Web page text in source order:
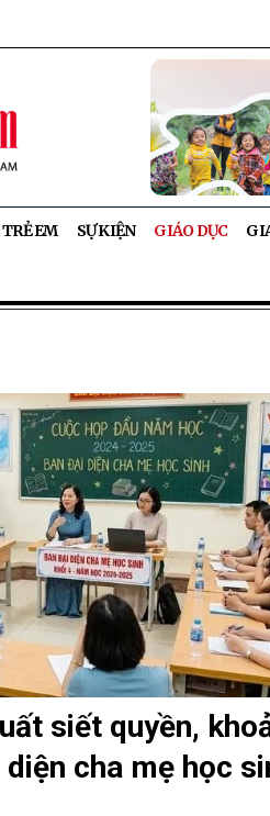
EM SỰ KIỆN GIÁO DỤC
siết quyền,
cha mẹ học